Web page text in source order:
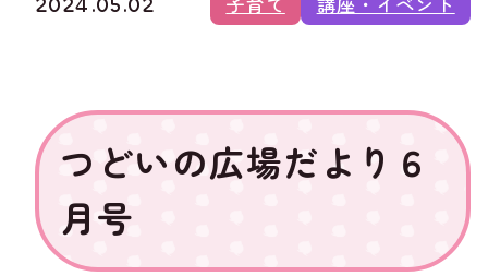
子育て 講座・イベント
つどいの広場だより６
月号